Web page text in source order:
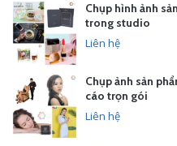
Chụp hình ảnh
trong studio
Liên hệ
Chụp ảnh sản
cáo trọn gói
Liên hệ